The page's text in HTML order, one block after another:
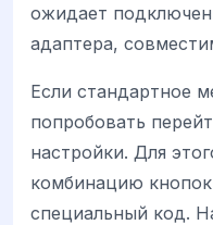
ожидает
адаптера,
Если стандартное
попробовать
настройки. Для
комбинацию кнопок
специальный код.